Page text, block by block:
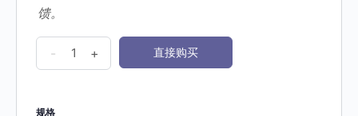
馈。
OBCG《11.
可
行
- + 直接购买
规格